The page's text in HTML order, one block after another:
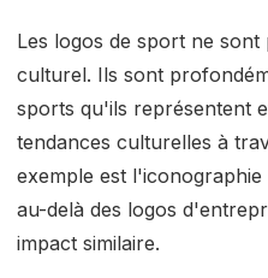
Les logos de sport ne
culturel. Ils sont
sports qu'ils représentent
tendances culturelles à
exemple est
au-delà des logos
impact similaire.